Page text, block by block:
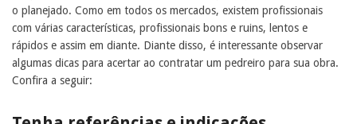
o planejado. Como em todos os mercados, existem profissionais
com várias características, profissionais bons e ruins, lentos e
rápidos e assim em diante. Diante disso, é interessante observar
algumas dicas para acertar ao contratar um pedreiro para sua obra.
Confira a seguir: